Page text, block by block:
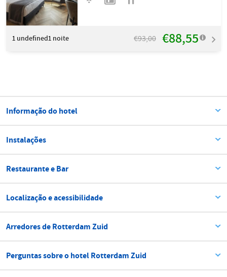
1 undefined1 noite €93,00 €88,55
Informação do hotel
Instalações
Restaurante e Bar
Localização e acessibilidade
Arredores de Rotterdam Zuid
Perguntas sobre o hotel Rotterdam Zuid